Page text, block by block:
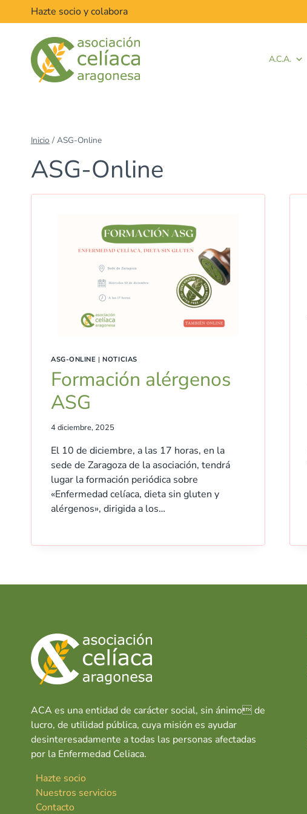
al
Hazte socio y colabora
A.C.A.
Inicio / ASG-Online
ASG-Online
ASG-ONLINE |NOTICIAS
Formación alérgenos
ASG
4 diciembre, 2025
El 10 de diciembre, a las 17 horas, en la
sede de Zaragoza de la asociación, tendrá
lugar la formación periódica sobre
«Enfermedad celíaca, dieta sin gluten y
alérgenos», dirigida a los…
ACA es una entidad de carácter social, sin ánimo de
lucro, de utilidad pública, cuya misión es ayudar
desinteresadamente a todas las personas afectadas
por la Enfermedad Celiaca.
Hazte socio
Nuestros servicios
Contacto